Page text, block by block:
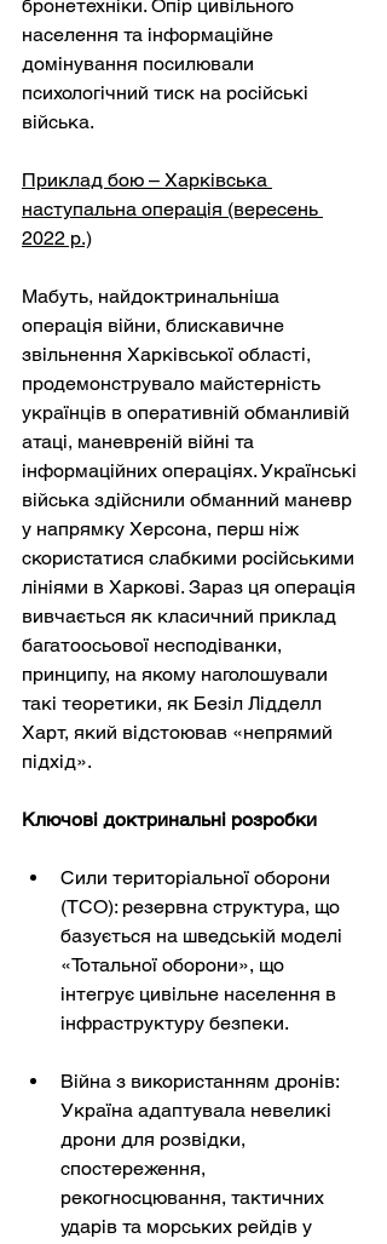
бронетехніки. Опір цивільного
населення та інформаційне
домінування посилювали
психологічний тиск на російські
війська.
Приклад бою – Харківська
наступальна операція (вересень
2022 р.)
Мабуть, найдоктринальніша
операція війни, блискавичне
звільнення Харківської області,
продемонструвало майстерність
українців в оперативній обманливій
атаці, маневреній війні та
інформаційних операціях. Українські
війська здійснили обманний маневр
у напрямку Херсона, перш ніж
скористатися слабкими російськими
лініями в Харкові. Зараз ця операція
вивчається як класичний приклад
багатоосьової несподіванки,
принципу, на якому наголошували
такі теоретики, як Безіл Лідделл
Харт, який відстоював «непрямий
підхід».
Ключові доктринальні розробки
Сили територіальної оборони
(ТСО): резервна структура, що
базується на шведській моделі
«Тотальної оборони», що
інтегрує цивільне населення в
інфраструктуру безпеки.
Війна з використанням дронів:
Україна адаптувала невеликі
дрони для розвідки,
спостереження,
рекогносцювання, тактичних
ударів та морських рейдів у